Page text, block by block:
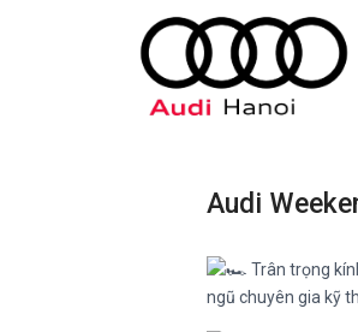
Audi
Trân trọng
ngũ chuyên gia kỹ